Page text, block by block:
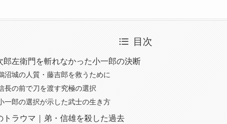
目次
郎左衛門を斬れなかった小一郎の決断
沼城の人質・藤吉郎を救うために
長の前で刀を渡す究極の選択
一郎の選択が示した武士の生き方
トラウマ｜弟・信雄を殺した過去